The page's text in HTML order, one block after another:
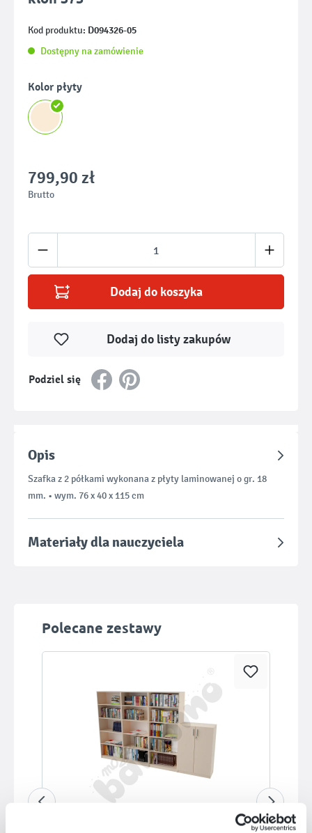
Kod produktu: D094326-05
Dostępny na zamówienie
Wybierz
Kolor płyty
799,90 zł
Brutto
Ilość produktu: Wprowadź żądaną ilość
Dodaj do koszyka
Podziel się
Dodaj do listy zakupów
Opis
Szafka z 2 półkami wykonana z płyty laminowanej o gr. 18
mm. • wym. 76 x 40 x 115 cm
Materiały dla nauczyciela
Pomiń galerię produktów
Polecane zestawy